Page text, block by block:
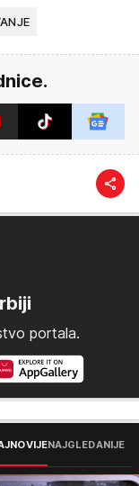
portala.
NAJGLEDANIJE